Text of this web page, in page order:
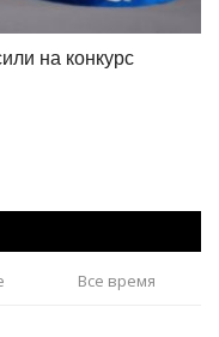
на конкурс
Все время